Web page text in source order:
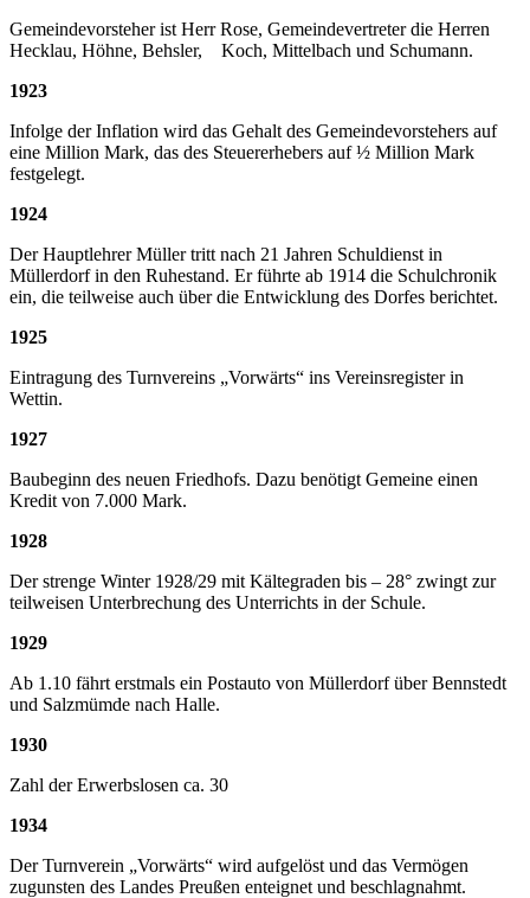
Gemeindevorsteher ist Herr Rose, Gemeindevertreter die Herren
Hecklau, Höhne, Behsler, Koch, Mittelbach und Schumann.
1923
Infolge der Inflation wird das Gehalt des Gemeindevorstehers auf
eine Million Mark, das des Steuererhebers auf ½ Million Mark
festgelegt.
1924
Der Hauptlehrer Müller tritt nach 21 Jahren Schuldienst in
Müllerdorf in den Ruhestand. Er führte ab 1914 die Schulchronik
ein, die teilweise auch über die Entwicklung des Dorfes berichtet.
1925
Eintragung des Turnvereins „Vorwärts“ ins Vereinsregister in
Wettin.
1927
Baubeginn des neuen Friedhofs. Dazu benötigt Gemeine einen
Kredit von 7.000 Mark.
1928
Der strenge Winter 1928/29 mit Kältegraden bis – 28° zwingt zur
teilweisen Unterbrechung des Unterrichts in der Schule.
1929
Ab 1.10 fährt erstmals ein Postauto von Müllerdorf über Bennstedt
und Salzmümde nach Halle.
1930
Zahl der Erwerbslosen ca. 30
1934
Der Turnverein „Vorwärts“ wird aufgelöst und das Vermögen
zugunsten des Landes Preußen enteignet und beschlagnahmt.